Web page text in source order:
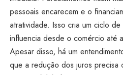
pessoais encarecem e o
atratividade. Isso cria um ciclo
influencia desde o comércio até
Apesar disso, há um
que a redução dos juros precisa